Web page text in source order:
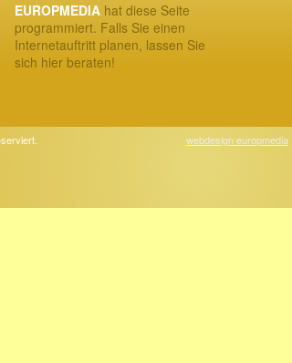
EUROPMEDIA hat diese Seite
programmiert. Falls Sie einen
Internetauftritt planen, lassen Sie
sich hier beraten!
webdesign europmedia